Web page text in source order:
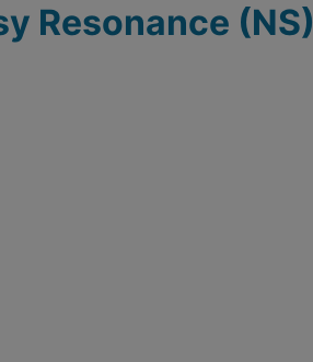
Resonance (NS)